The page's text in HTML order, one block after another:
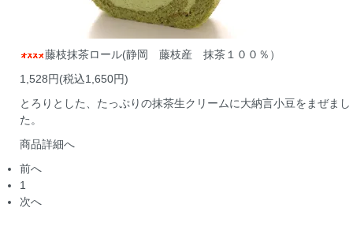
藤枝抹茶ロール(静岡 藤枝産 抹茶１００％）
1,528円(税込1,650円)
とろりとした、たっぷりの抹茶生クリームに大納言小豆をまぜまし
た。
商品詳細へ
前へ
1
次へ